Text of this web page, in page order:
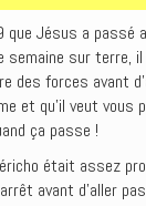
Jésus a passé
sur terre, il
des forces avant
et qu’il veut vous
ça passe !
était assez
avant d’aller